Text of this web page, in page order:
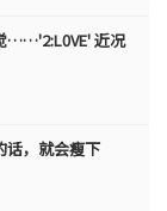
……'2:L0VE' 近况
话，就会瘦下